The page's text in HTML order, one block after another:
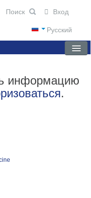
Русский
Вход
информацию
.